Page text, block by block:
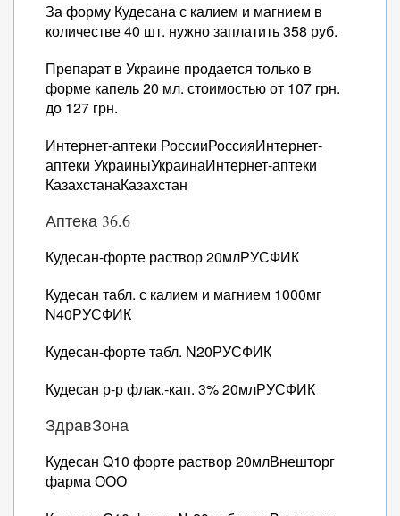
За форму Кудесана с калием и магнием в
количестве 40 шт. нужно заплатить 358 руб.
Препарат в Украине продается только в
форме капель 20 мл. стоимостью от 107 грн.
до 127 грн.
Интернет-аптеки РоссииРоссияИнтернет-
аптеки УкраиныУкраинаИнтернет-аптеки
КазахстанаКазахстан
Аптека 36.6
Кудесан-форте раствор 20млРУСФИК
Кудесан табл. с калием и магнием 1000мг
N40РУСФИК
Кудесан-форте табл. N20РУСФИК
Кудесан р-р флак.-кап. 3% 20млРУСФИК
ЗдравЗона
Кудесан Q10 форте раствор 20млВнешторг
фарма ООО